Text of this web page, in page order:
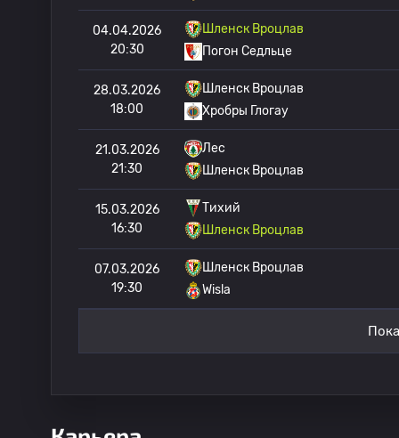
04.04.2026
20:30
Шленск Вроцлав
Погон Седльце
28.03.2026
18:00
Шленск Вроцлав
Хробры Глогау
21.03.2026
21:30
Лес
Шленск Вроцлав
15.03.2026
16:30
Тихий
Шленск Вроцлав
07.03.2026
19:30
Шленск Вроцлав
Wisla